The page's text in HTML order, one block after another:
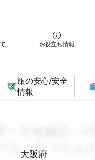
お役立ち情報
旅の安心/安全
情報
大阪府
× 文化施設 ×
ル × サブカル